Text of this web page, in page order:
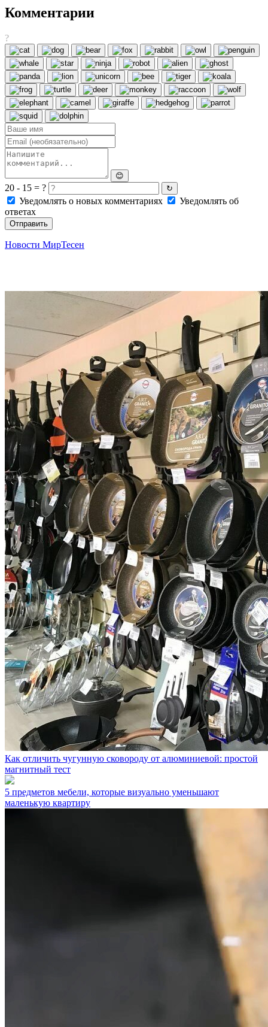
Комментарии
?
😊
20 - 15 = ? ↻
Уведомлять о новых комментариях
Уведомлять об
ответах
Отправить
Новости МирТесен
Как отличить чугунную сковороду от алюминиевой: простой
магнитный тест
5 предметов мебели, которые визуально уменьшают
маленькую квартиру